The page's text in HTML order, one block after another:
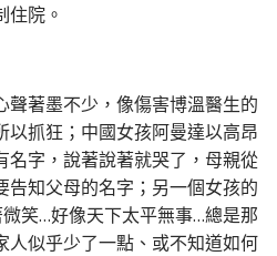
住院。
聲著墨不少，像傷害博溫醫生的
以抓狂；中國女孩阿曼達以高昂
名字，說著說著就哭了，母親從
告知父母的名字；另一個女孩的
笑…好像天下太平無事…總是那
人似乎少了一點、或不知道如何